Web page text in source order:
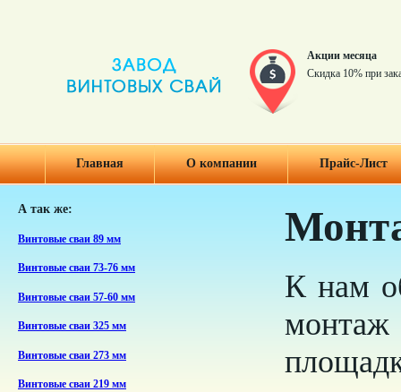
Акции месяца
Скидка 10% при
Главная О компании Прайс-Лист
А так же:
Винтовые сваи 89 мм
Винтовые сваи 73-76 мм
Винтовые сваи 57-60 мм
Винтовые сваи 325 мм
Винтовые сваи 273 мм
Винтовые сваи 219 мм
К нам
монтаж